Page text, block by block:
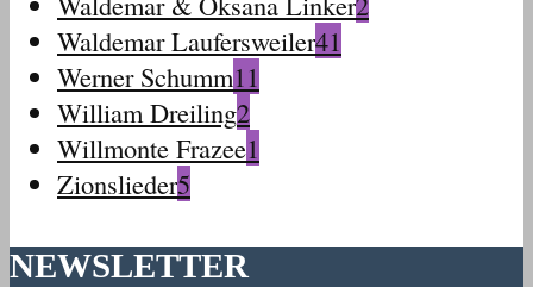
Waldemar Laufersweiler41
Werner Schumm11
William Dreiling2
Willmonte Frazee1
Zionslieder5
NEWSLETTER